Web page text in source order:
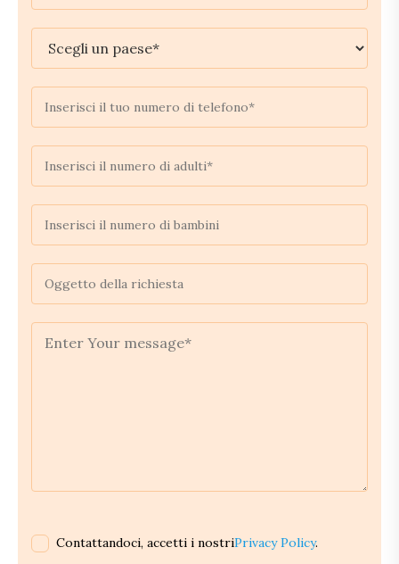
Contattandoci, accetti i nostriPrivacy Policy.